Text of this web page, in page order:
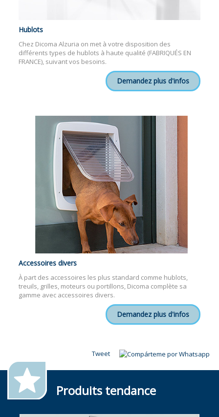
Hublots
Chez Dicoma Alzuria on met à votre disposition des
différents types de hublots à haute qualité (FABRIQUÉS EN
FRANCE), suivant vos besoins.
Demandez plus d'infos
Accessoires divers
À part des accessoires les plus standard comme hublots,
treuils, grilles, moteurs ou portillons, Dicoma complète sa
gamme avec accessoires divers.
Demandez plus d'infos
Tweet
Produits tendance